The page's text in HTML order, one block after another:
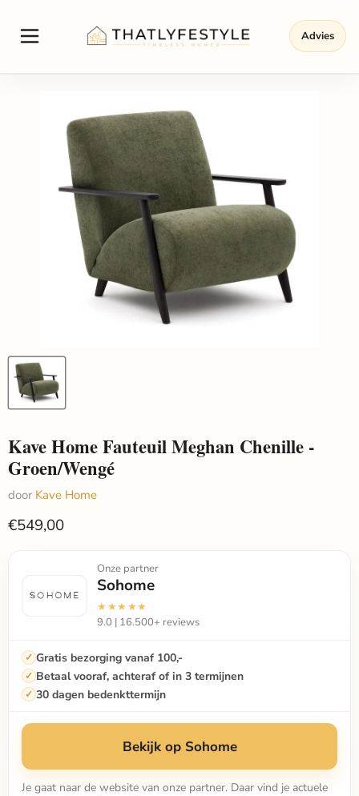
Advies
Kave Home Fauteuil Meghan Chenille -
Groen/Wengé
door Kave Home
€549,00
Onze partner
Sohome
★★★★★
9.0 | 16.500+ reviews
Gratis bezorging vanaf 100,-
Betaal vooraf, achteraf of in 3 termijnen
30 dagen bedenkttermijn
Bekijk op Sohome
Je gaat naar de website van onze partner. Daar vind je actuele